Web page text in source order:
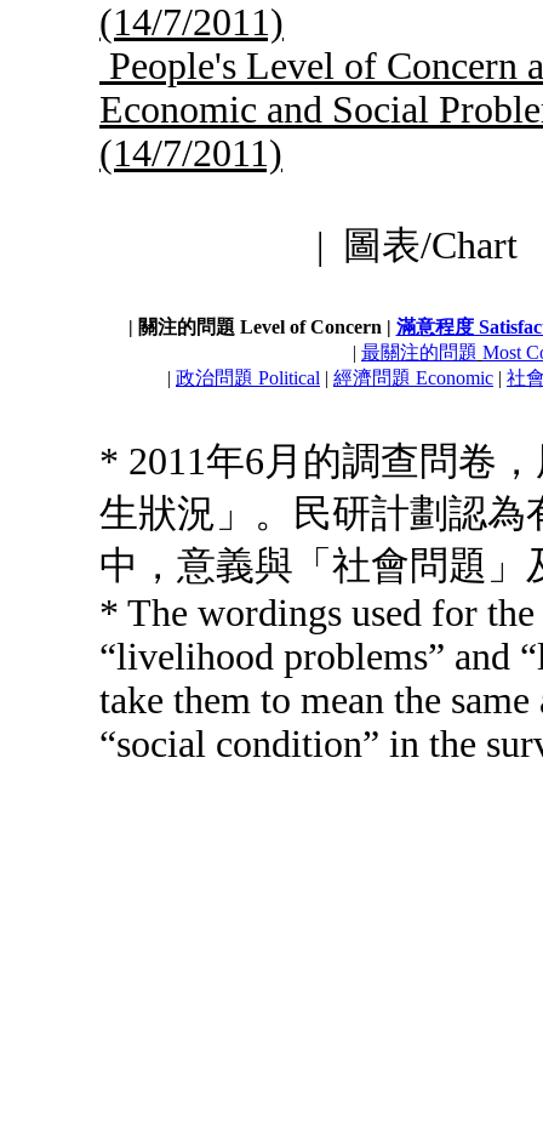
(14/7/2011)
People's Level of Concern
Economic and Social
(14/7/2011)
| 圖表/
| 關注的問題 Level of Concern | 滿意程度
| 最關注的問題 Most
| 政治問題 Political | 經濟問題 Economic | 社
* 2011年6月的調查問卷
生狀況」。民研計劃認
中，意義與「社會問題
* The wordings used for
“livelihood problems” and
take them to mean the
“social condition” in the